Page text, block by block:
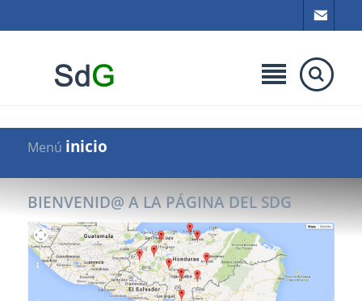
Menú inicio
BIENVENID@ A LA PÁGINA DEL SDG